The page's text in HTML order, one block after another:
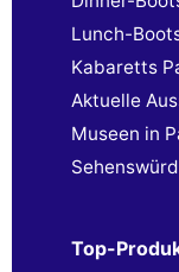
Lunch-
Kabaretts
Aktuelle
Museen in
Top-